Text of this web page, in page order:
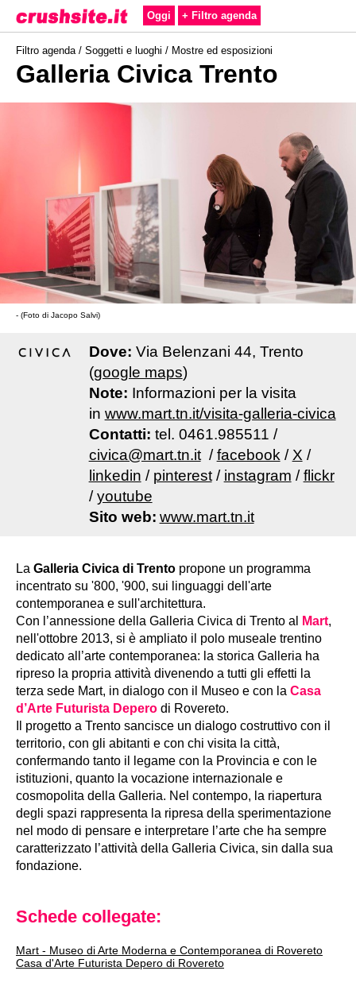
Oggi + Filtro agenda
Filtro agenda / Soggetti e luoghi / Mostre ed esposizioni
Galleria Civica Trento
- (Foto di Jacopo Salvi)
Dove: Via Belenzani 44, Trento
(google maps)
Note: Informazioni per la visita
in www.mart.tn.it/visita-galleria-civica
Contatti: tel. 0461.985511 /
civica@mart.tn.it/facebook/X /
linkedin / pinterest/ instagram /flickr
/youtube
Sito web: www.mart.tn.it
La Galleria Civica di Trento propone un programma
incentrato su '800, '900, sui linguaggi dell'arte
contemporanea e sull'architettura.
Con l’annessione della Galleria Civica di Trento al
Mart,
nell'ottobre 2013, si è ampliato il polo museale trentino
dedicato all’arte contemporanea: la storica Galleria ha
ripreso la propria attività divenendo a tutti gli effetti la
terza sede Mart, in dialogo con il Museo e con la Casa
d’Arte Futurista Depero di Rovereto.
Il progetto a Trento sancisce un dialogo costruttivo con il
territorio, con gli abitanti e con chi visita la città,
confermando tanto il legame con la Provincia e con le
istituzioni, quanto la vocazione internazionale e
cosmopolita della Galleria. Nel contempo, la riapertura
degli spazi rappresenta la ripresa della sperimentazione
nel modo di pensare e interpretare l’arte che ha sempre
caratterizzato l’attività della Galleria Civica, sin dalla sua
fondazione.
Schede collegate:
Mart - Museo di Arte Moderna e Contemporanea di Rovereto
Casa d'Arte Futurista Depero di Rovereto